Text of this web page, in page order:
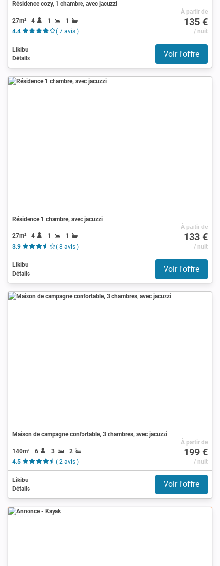
Résidence cozy, 1 chambre, avec jacuzzi
27m² 4 1
1
4.4
( 7 avis )
À partir de
135 €
/ nuit
Likibu
Détails
Voir l'offre
Résidence 1 chambre, avec jacuzzi
27m² 4 1
1
3.9
( 8 avis )
À partir de
133 €
/ nuit
Likibu
Détails
Voir l'offre
Maison de campagne confortable, 3 chambres, avec jacuzzi
140m² 6 3
2
4.5
( 2 avis )
À partir de
199 €
/ nuit
Likibu
Détails
Voir l'offre
Annonce